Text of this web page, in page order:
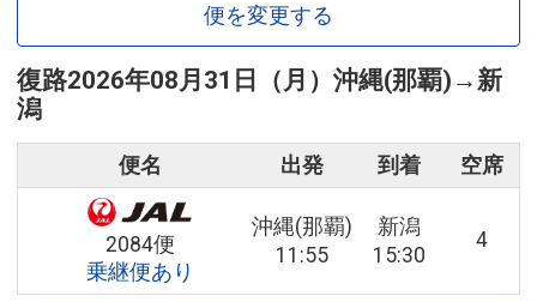
便を変更する
復路2026年08月31日（月） 沖縄(那覇) →新
潟
便名 出発 到着 空席
2084便
乗継便あり
沖縄(那覇)
11:55
新潟
15:30
4